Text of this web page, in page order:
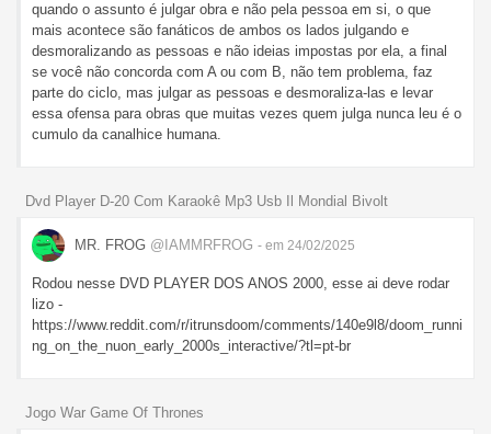
quando o assunto é julgar obra e não pela pessoa em si, o que
mais acontece são fanáticos de ambos os lados julgando e
desmoralizando as pessoas e não ideias impostas por ela, a final
se você não concorda com A ou com B, não tem problema, faz
parte do ciclo, mas julgar as pessoas e desmoraliza-las e levar
essa ofensa para obras que muitas vezes quem julga nunca leu é o
cumulo da canalhice humana.
Dvd Player D-20 Com Karaokê Mp3 Usb Il Mondial Bivolt
MR. FROG @IAMMRFROG - em 24/02/2025
Rodou nesse DVD PLAYER DOS ANOS 2000, esse ai deve rodar
lizo -
https://www.reddit.com/r/itrunsdoom/comments/140e9l8/doom_runni
ng_on_the_nuon_early_2000s_interactive/?tl=pt-br
Jogo War Game Of Thrones